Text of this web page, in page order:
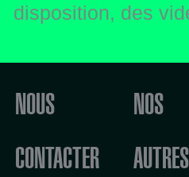
disposition, des
NOUS
CONTACTER
NOS
AUTRES